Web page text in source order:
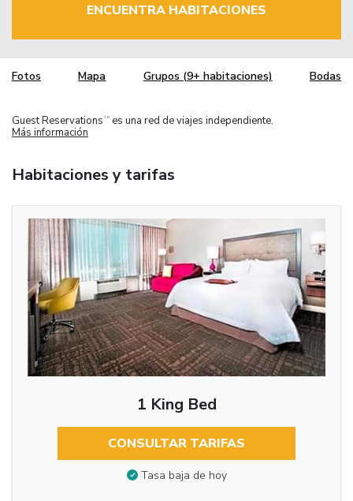
ENCUENTRA HABITACIONES
Fotos Mapa Grupos (9+ habitaciones) Bodas
Guest Reservations TM
es una red de viajes independiente.
Más información
Habitaciones y tarifas
1 King Bed
CONSULTAR TARIFAS
Tasa baja de hoy